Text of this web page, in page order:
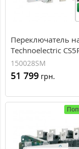
Переключатель
Technoelectric
1250А
150028SM
51 799 грн.